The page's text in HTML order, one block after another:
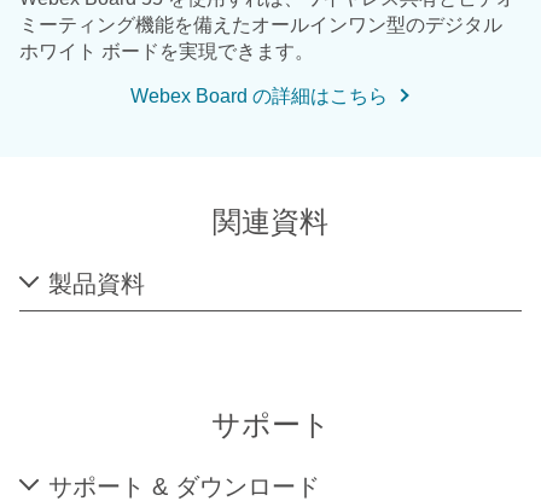
ミーティング機能を備えたオールインワン型のデジタル
ホワイト ボードを実現できます。
Webex Board の詳細はこちら
関連資料
製品資料
サポート
サポート & ダウンロード